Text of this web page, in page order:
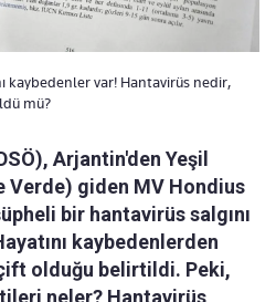
kaybedenler var! Hantavirüs nedir,
mü?
Arjantin'den Yeşil
Verde) giden MV Hondius
bir hantavirüs salgını
kaybedenlerden
olduğu belirtildi. Peki,
neler? Hantavirüs